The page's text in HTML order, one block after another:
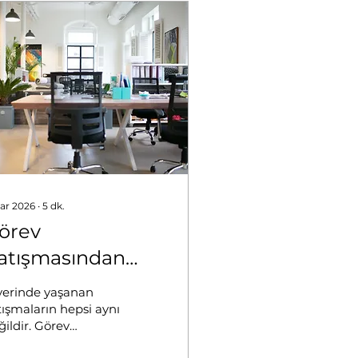
2026 ∙ 5 dk.
Çatışmasına:
Etkisi
yaşanan
hepsi aynı
Görev